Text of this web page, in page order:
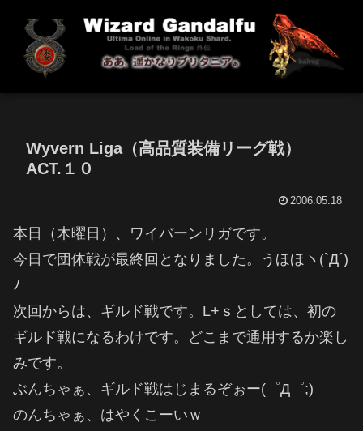
Wyvern Liga（高品質装備リーグ戦）
ACT.１０
2006.05.18
本日（木曜日）、ワイバーンリガです。
今日で団体戦が最終回となりました。うほほヽ(`Д´)
ﾉ
次回からは、ギルド戦です。L+ｓとしては、初の
ギルド戦になるわけです。どこまで通用するか楽し
みです。
ぶんちゃぁ、ギルド戦はじまるぞぉー(゜Д゜;)
のんちゃぁ、はやくこーいｗ